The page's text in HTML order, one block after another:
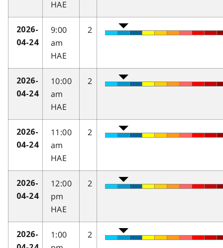
HAE
2026-
04-24
9:00
am
HAE
2
2026-
04-24
10:00
am
HAE
2
2026-
04-24
11:00
am
HAE
2
2026-
04-24
12:00
pm
HAE
2
2026-
1:00
2